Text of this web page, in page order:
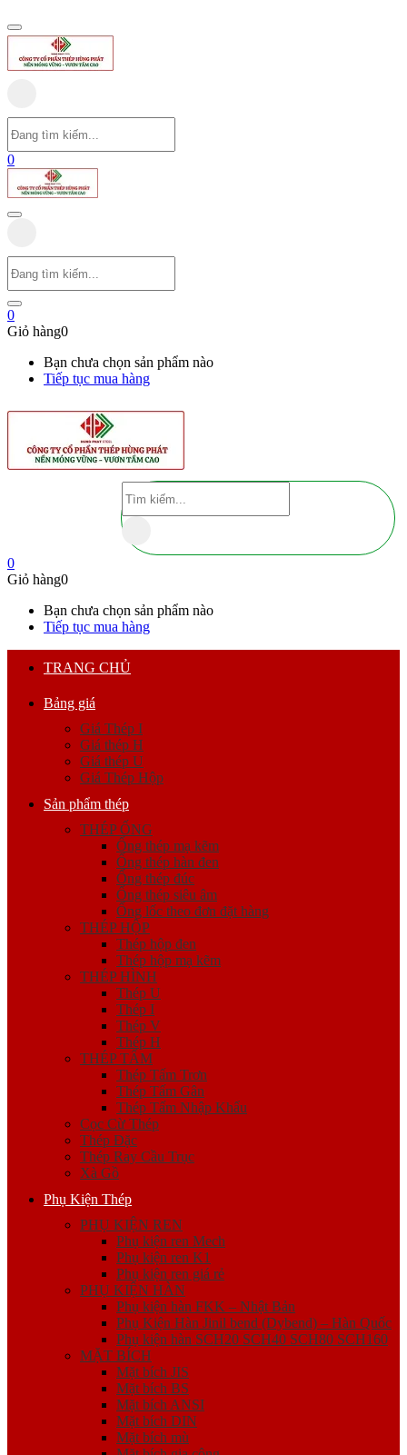
0
0
Giỏ hàng0
Bạn chưa chọn sản phẩm nào
Tiếp tục mua hàng
0
Giỏ hàng0
Bạn chưa chọn sản phẩm nào
Tiếp tục mua hàng
TRANG CHỦ
Bảng giá
Giá Thép I
Giá thép H
Giá thép U
Giá Thép Hộp
Sản phẩm thép
THÉP ỐNG
Ống thép mạ kẽm
Ống thép hàn đen
Ống thép đúc
Ống thép siêu âm
Ống lốc theo đơn đặt hàng
THÉP HỘP
Thép hộp đen
Thép hộp mạ kẽm
THÉP HÌNH
Thép U
Thép I
Thép V
Thép H
THÉP TẤM
Thép Tấm Trơn
Thép Tấm Gân
Thép Tấm Nhập Khẩu
Cọc Cừ Thép
Thép Đặc
Thép Ray Cầu Trục
Xà Gồ
Phụ Kiện Thép
PHỤ KIỆN REN
Phụ kiện ren Mech
Phụ kiện ren K1
Phụ kiện ren giá rẻ
PHỤ KIỆN HÀN
Phụ kiện hàn FKK – Nhật Bản
Phụ Kiện Hàn Jinil bend (Dybend) – Hàn Quốc
Phụ kiện hàn SCH20 SCH40 SCH80 SCH160
MẶT BÍCH
Mặt bích JIS
Mặt bích BS
Mặt bích ANSI
Mặt bích DIN
Mặt bích mù